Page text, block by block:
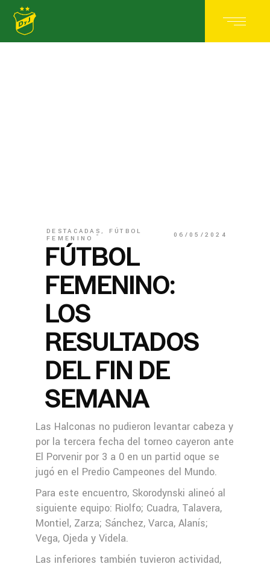
DESTACADAS, FÚTBOL
FEMENINO
06/05/2024
FÚTBOL
FEMENINO:
LOS
RESULTADOS
DEL FIN DE
SEMANA
Las Halconas no pudieron levantar cabeza y
por la tercera fecha del torneo cayeron ante
El Porvenir por 3 a 0 en un partid oque se
jugó en el Predio Campeones del Mundo.
Para este encuentro, Skorodynski alineó al
siguiente equipo: Riolfo; Cuadra, Talavera,
Montiel, Zarza; Sánchez, Varca, Alanís;
Vega, Ojeda y Videla.
Las inferiores también tuvieron actividad,